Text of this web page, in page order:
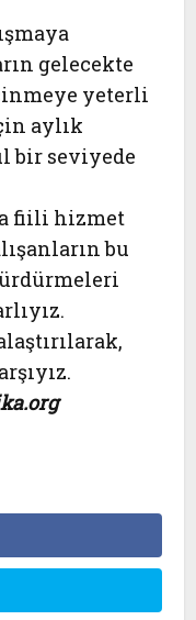
gelecekte
yeterli
aylık
bir seviyede
fiili hizmet
bu